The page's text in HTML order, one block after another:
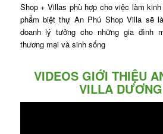
Shop + Villas phù hợp cho việc làm
phẩm biệt thự An Phú Shop Villa sẽ
doanh lý tưởng cho những gia đình
thương mại và sinh sống
VIDEOS GIỚI THIỆU
VILLA